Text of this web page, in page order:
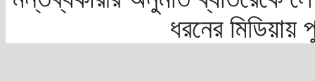
ধরনের মিডিয়ায়